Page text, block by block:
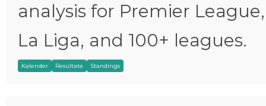
analysis for Premier League,
La Liga, and 100+ leagues.
Kalender Resultate Standings